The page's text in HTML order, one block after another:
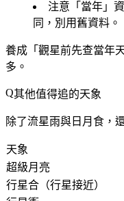
注意「當年」
同，別用舊資料。
養成「 觀星前先查當年
多。
其他值得追的天象
除了流星雨與日月食，
天象
超級月亮
行星合（行星接近）